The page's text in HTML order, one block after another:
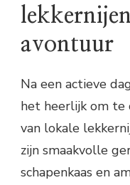
avontuur
Na een actieve
het heerlijk om te
van lokale
zijn smaakvolle
schapenkaas en